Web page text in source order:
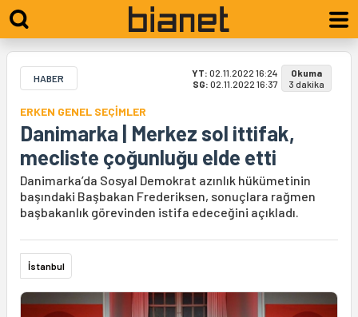
HABER YT: 02.11.2022 16:24
SG: 02.11.2022 16:37
Okuma
3 dakika
ERKEN GENEL SEÇİMLER
Danimarka | Merkez sol ittifak,
mecliste çoğunluğu elde etti
Danimarka’da Sosyal Demokrat azınlık hükümetinin
başındaki Başbakan Frederiksen, sonuçlara rağmen
başbakanlık görevinden istifa edeceğini açıkladı.
İstanbul